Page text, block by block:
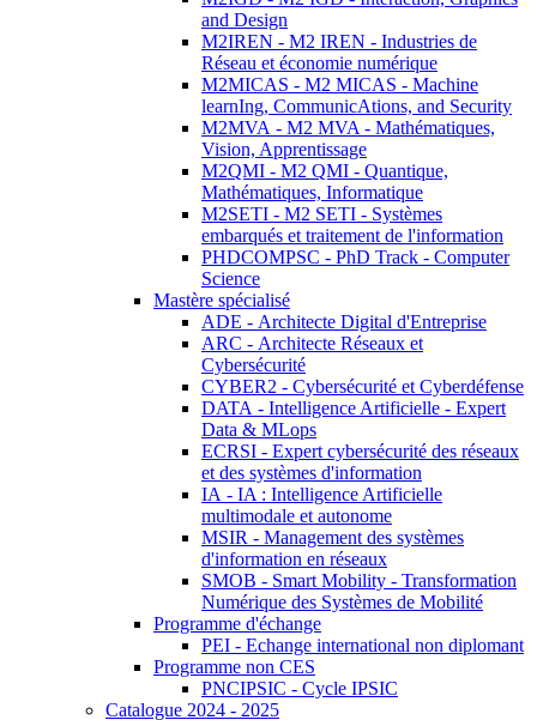
and Design
M2IREN - M2 IREN - Industries de
Réseau et économie numérique
M2MICAS - M2 MICAS - Machine
learnIng, CommunicAtions, and Security
M2MVA - M2 MVA - Mathématiques,
Vision, Apprentissage
M2QMI - M2 QMI - Quantique,
Mathématiques, Informatique
M2SETI - M2 SETI - Systèmes
embarqués et traitement de l'information
PHDCOMPSC - PhD Track - Computer
Science
Mastère spécialisé
ADE - Architecte Digital d'Entreprise
ARC - Architecte Réseaux et
Cybersécurité
CYBER2 - Cybersécurité et Cyberdéfense
DATA - Intelligence Artificielle - Expert
Data & MLops
ECRSI - Expert cybersécurité des réseaux
et des systèmes d'information
IA - IA : Intelligence Artificielle
multimodale et autonome
MSIR - Management des systèmes
d'information en réseaux
SMOB - Smart Mobility - Transformation
Numérique des Systèmes de Mobilité
Programme d'échange
PEI - Echange international non diplomant
Programme non CES
PNCIPSIC - Cycle IPSIC
Catalogue 2024 - 2025